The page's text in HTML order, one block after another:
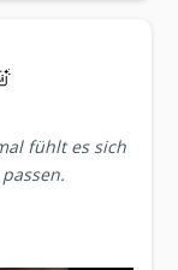
fühlt es sich